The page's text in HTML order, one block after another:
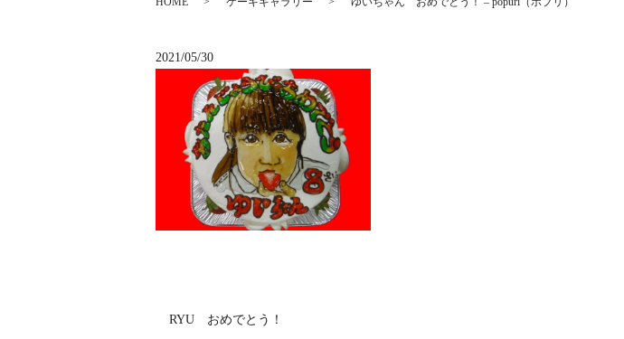
2021/05/30
RYU おめでとう！